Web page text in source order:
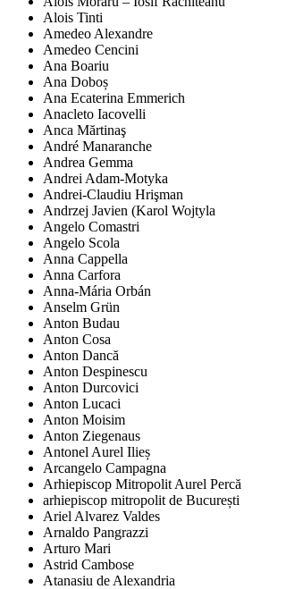
Alois Tinti
Amedeo Alexandre
Amedeo Cencini
Ana Boariu
Ana Doboș
Ana Ecaterina Emmerich
Anacleto Iacovelli
Anca Mărtinaş
André Manaranche
Andrea Gemma
Andrei Adam-Motyka
Andrei-Claudiu Hrişman
Andrzej Javien (Karol Wojtyla
Angelo Comastri
Angelo Scola
Anna Cappella
Anna Carfora
Anna-Mária Orbán
Anselm Grün
Anton Budau
Anton Cosa
Anton Dancă
Anton Despinescu
Anton Durcovici
Anton Lucaci
Anton Moisim
Anton Ziegenaus
Antonel Aurel Ilieș
Arcangelo Campagna
Arhiepiscop Mitropolit Aurel Percă
arhiepiscop mitropolit de București
Ariel Alvarez Valdes
Arnaldo Pangrazzi
Arturo Mari
Astrid Cambose
Atanasiu de Alexandria